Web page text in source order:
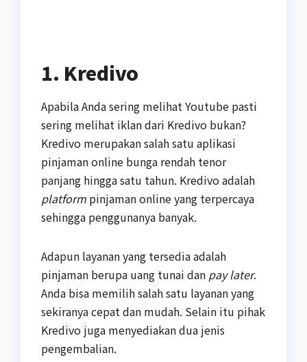
1. Kredivo
Apabila Anda sering melihat Youtube pasti
sering melihat iklan dari Kredivo bukan?
Kredivo merupakan salah satu aplikasi
pinjaman online bunga rendah tenor
panjang hingga satu tahun. Kredivo adalah
platform pinjaman online yang terpercaya
sehingga penggunanya banyak.
Adapun layanan yang tersedia adalah
pinjaman berupa uang tunai dan pay later.
Anda bisa memilih salah satu layanan yang
sekiranya cepat dan mudah. Selain itu pihak
Kredivo juga menyediakan dua jenis
pengembalian.